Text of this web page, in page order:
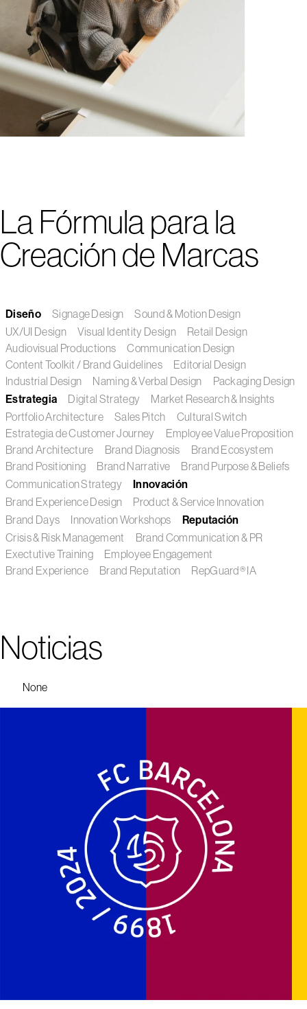
La Fórmula para la
Creación de Marcas
Diseño Signage Design
Sound & Motion Design
UX/UI Design
Visual Identity Design
Retail Design
Audiovisual Productions
Communication Design
Content Toolkit / Brand Guidelines
Editorial Design
Industrial Design
Naming & Verbal Design
Packaging Design
Estrategia
Digital Strategy
Market Research & Insights
Portfolio Architecture
Sales Pitch
Cultural Switch
Estrategia de Customer Journey
Employee Value Proposition
Brand Architecture
Brand Diagnosis
Brand Ecosystem
Brand Positioning
Brand Narrative
Brand Purpose & Beliefs
Communication Strategy
Innovación
Brand Experience Design
Product & Service Innovation
Brand Days
Innovation Workshops
Reputación
Crisis & Risk Management
Brand Communication & PR
Exectutive Training
Employee Engagement
Brand Experience
Brand Reputation RepGuard® IA
Noticias